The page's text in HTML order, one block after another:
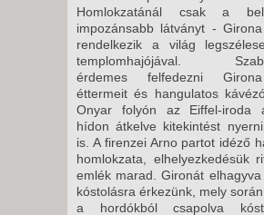
Homlokzatánál csak a
impozánsabb látványt -
rendelkezik a világ
templomhajójával.
érdemes felfe­dezni
éttermeit és hangulatos
Onyar folyón az Eiffel-iroda
hídon átkelve kitekintést
is. A firenzei Arno partot idéző
homlokzata, el­helyezkedésük
emlék marad. Gironát
kóstolásra érkezünk, mely
a hordókból csapolva